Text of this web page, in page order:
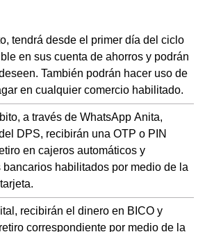
tendrá desde el primer día del ciclo
en sus cuenta de ahorros y podrán
También podrán hacer uso de
en cualquier comercio habilitado.
a través de WhatsApp Anita,
DPS, recibirán una OTP o PIN
en cajeros automáticos y
habilitados por medio de la
recibirán el dinero en BICO y
correspondiente por medio de la